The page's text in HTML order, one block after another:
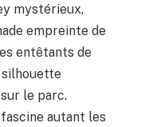
mystérieux,
empreinte de
entêtants de
le parc.
autant les